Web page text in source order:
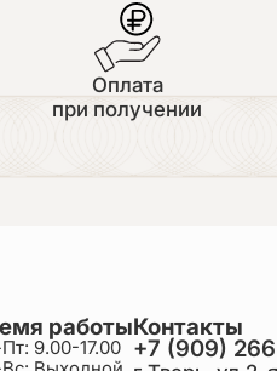
Оплата
при получении
работы
9.00-17.00
Контакты
+7 (909)